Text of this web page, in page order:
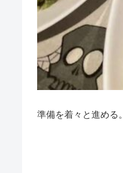
準備を着々と進める。